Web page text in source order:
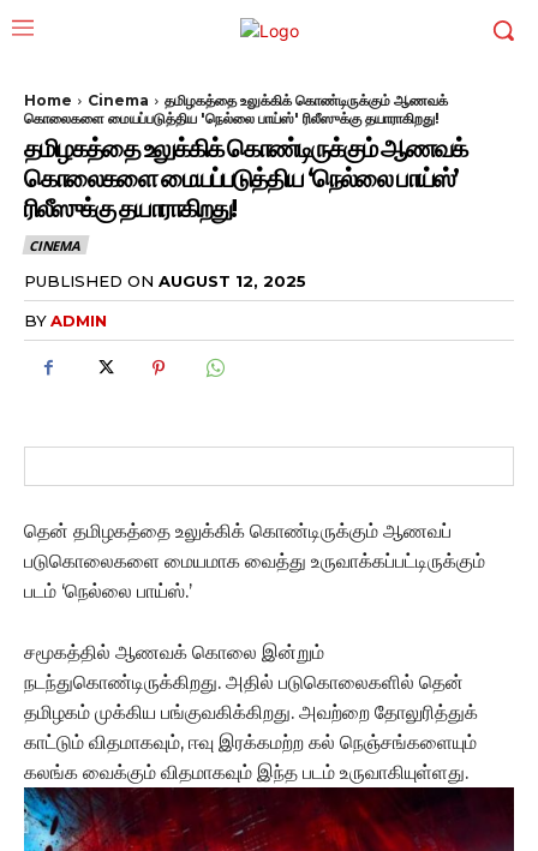
Home Cinema
தமிழகத்தை உலுக்கிக் கொண்டிருக்கும் ஆணவக்
கொலைகளை மையப்படுத்திய 'நெல்லை பாய்ஸ்' ரிலீஸுக்கு தயாராகிறது!
தமிழகத்தை உலுக்கிக் கொண்டிருக்கும் ஆணவக்
கொலைகளை மையப்படுத்திய ‘நெல்லை பாய்ஸ்’
ரிலீஸுக்கு தயாராகிறது!
CINEMA
PUBLISHED ON AUGUST 12, 2025
BYADMIN
தென் தமிழகத்தை உலுக்கிக் கொண்டிருக்கும் ஆணவப்
படுகொலைகளை மையமாக வைத்து உருவாக்கப்பட்டிருக்கும்
படம் ‘நெல்லை பாய்ஸ்.’
சமூகத்தில் ஆணவக் கொலை இன்றும்
நடந்துகொண்டிருக்கிறது. அதில் படுகொலைகளில் தென்
தமிழகம் முக்கிய பங்குவகிக்கிறது. அவற்றை தோலுரித்துக்
காட்டும் விதமாகவும், ஈவு இரக்கமற்ற கல் நெஞ்சங்களையும்
கலங்க வைக்கும் விதமாகவும் இந்த படம் உருவாகியுள்ளது.